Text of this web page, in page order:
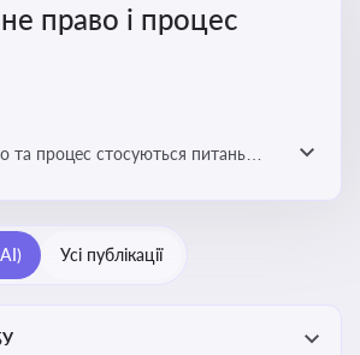
право і процес
та процес стосуються питань
Усі публікації